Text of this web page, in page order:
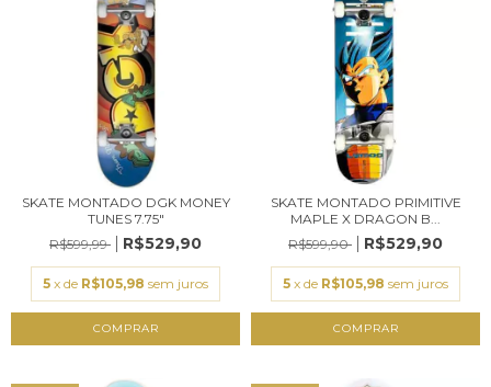
SKATE MONTADO DGK MONEY
TUNES 7.75"
R$599,99
R$529,90
5 x de R$105,98 sem juros
SKATE MONTADO PRIMITIVE
MAPLE X DRAGON B...
R$599,90
R$529,90
5 x de R$105,98 sem juros